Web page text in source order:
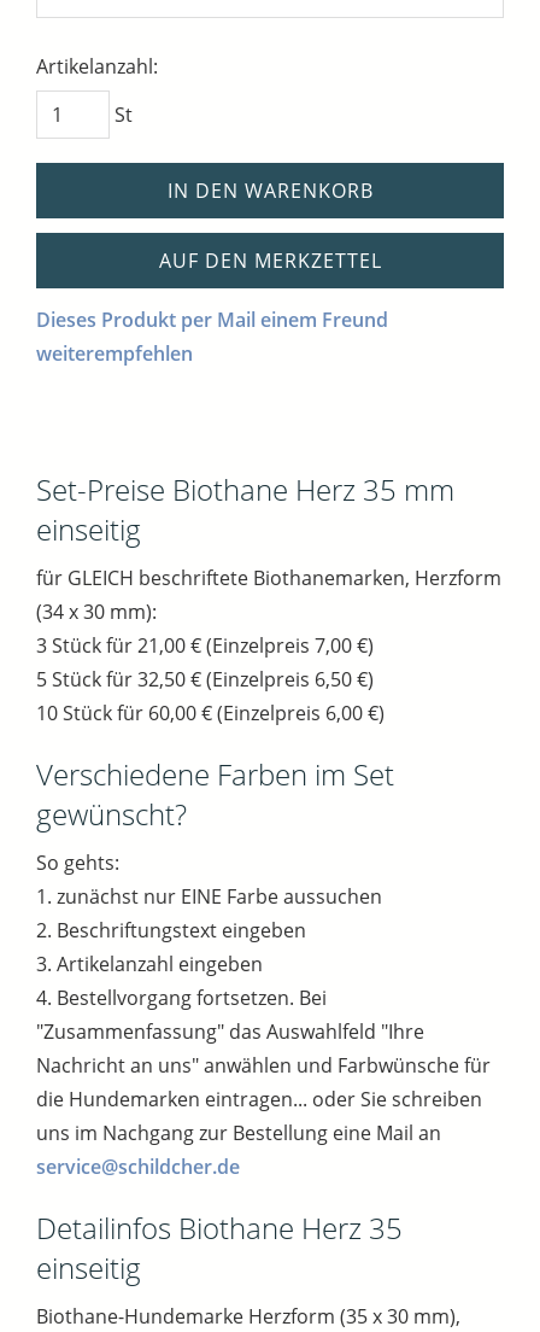
Artikelanzahl:
St
IN DEN WARENKORB
AUF DEN MERKZETTEL
Dieses Produkt per Mail einem Freund
weiterempfehlen
Set-Preise Biothane Herz 35 mm
einseitig
für GLEICH beschriftete Biothanemarken, Herzform
(34 x 30 mm):
3 Stück für 21,00 € (Einzelpreis 7,00 €)
5 Stück für 32,50 € (Einzelpreis 6,50 €)
10 Stück für 60,00 € (Einzelpreis 6,00 €)
Verschiedene Farben im Set
gewünscht?
So gehts:
1. zunächst nur EINE Farbe aussuchen
2. Beschriftungstext eingeben
3. Artikelanzahl eingeben
4. Bestellvorgang fortsetzen. Bei
"Zusammenfassung" das Auswahlfeld "Ihre
Nachricht an uns" anwählen und Farbwünsche für
die Hundemarken eintragen... oder Sie schreiben
uns im Nachgang zur Bestellung eine Mail an
service@schildcher.de
Detailinfos Biothane Herz 35
einseitig
Biothane-Hundemarke Herzform (35 x 30 mm),